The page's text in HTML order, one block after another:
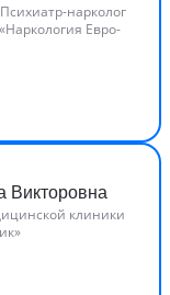
нарколог
Евро-
Викторовна
клиники